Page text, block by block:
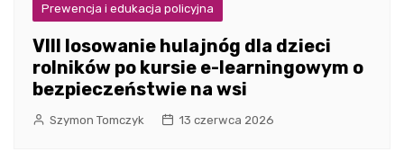
Prewencja i edukacja policyjna
VIII losowanie hulajnóg dla dzieci
rolników po kursie e-learningowym o
bezpieczeństwie na wsi
Szymon Tomczyk 13 czerwca 2026